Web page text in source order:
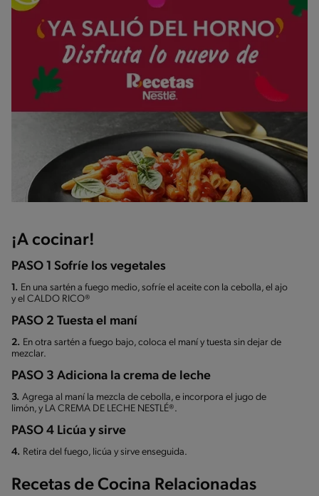
¡A cocinar!
PASO 1 Sofríe los vegetales
1. En una sartén a fuego medio, sofríe el aceite con la cebolla, el ajo
y el CALDO RICO®
PASO 2 Tuesta el maní
2. En otra sartén a fuego bajo, coloca el maní y tuesta sin dejar de
mezclar.
PASO 3 Adiciona la crema de leche
3. Agrega al maní la mezcla de cebolla, e incorpora el jugo de
limón, y LA CREMA DE LECHE NESTLÉ®.
PASO 4 Licúa y sirve
4. Retira del fuego, licúa y sirve enseguida.
Recetas de Cocina Relacionadas